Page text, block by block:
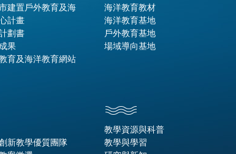
建置戶外教育及海
計畫
劃書
果
育及海洋教育網站
海洋教育教材
海洋教育基地
戶外教育基地
場域導向基地
新教學優質團隊
教學資源與科普
教學與學習